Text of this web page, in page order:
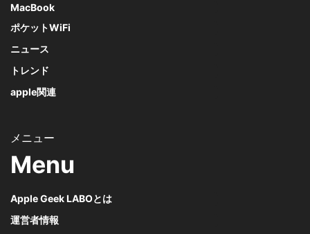
MacBook
ポケットWiFi
ニュース
トレンド
apple関連
Menu
Apple Geek LABOとは
運営者情報